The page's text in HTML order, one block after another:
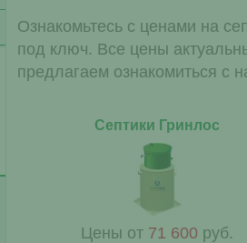
Ознакомьтесь с ценами на
под ключ. Все цены
предлагаем ознакомиться с
Септики Гринлос
Цены от 71 600 руб.